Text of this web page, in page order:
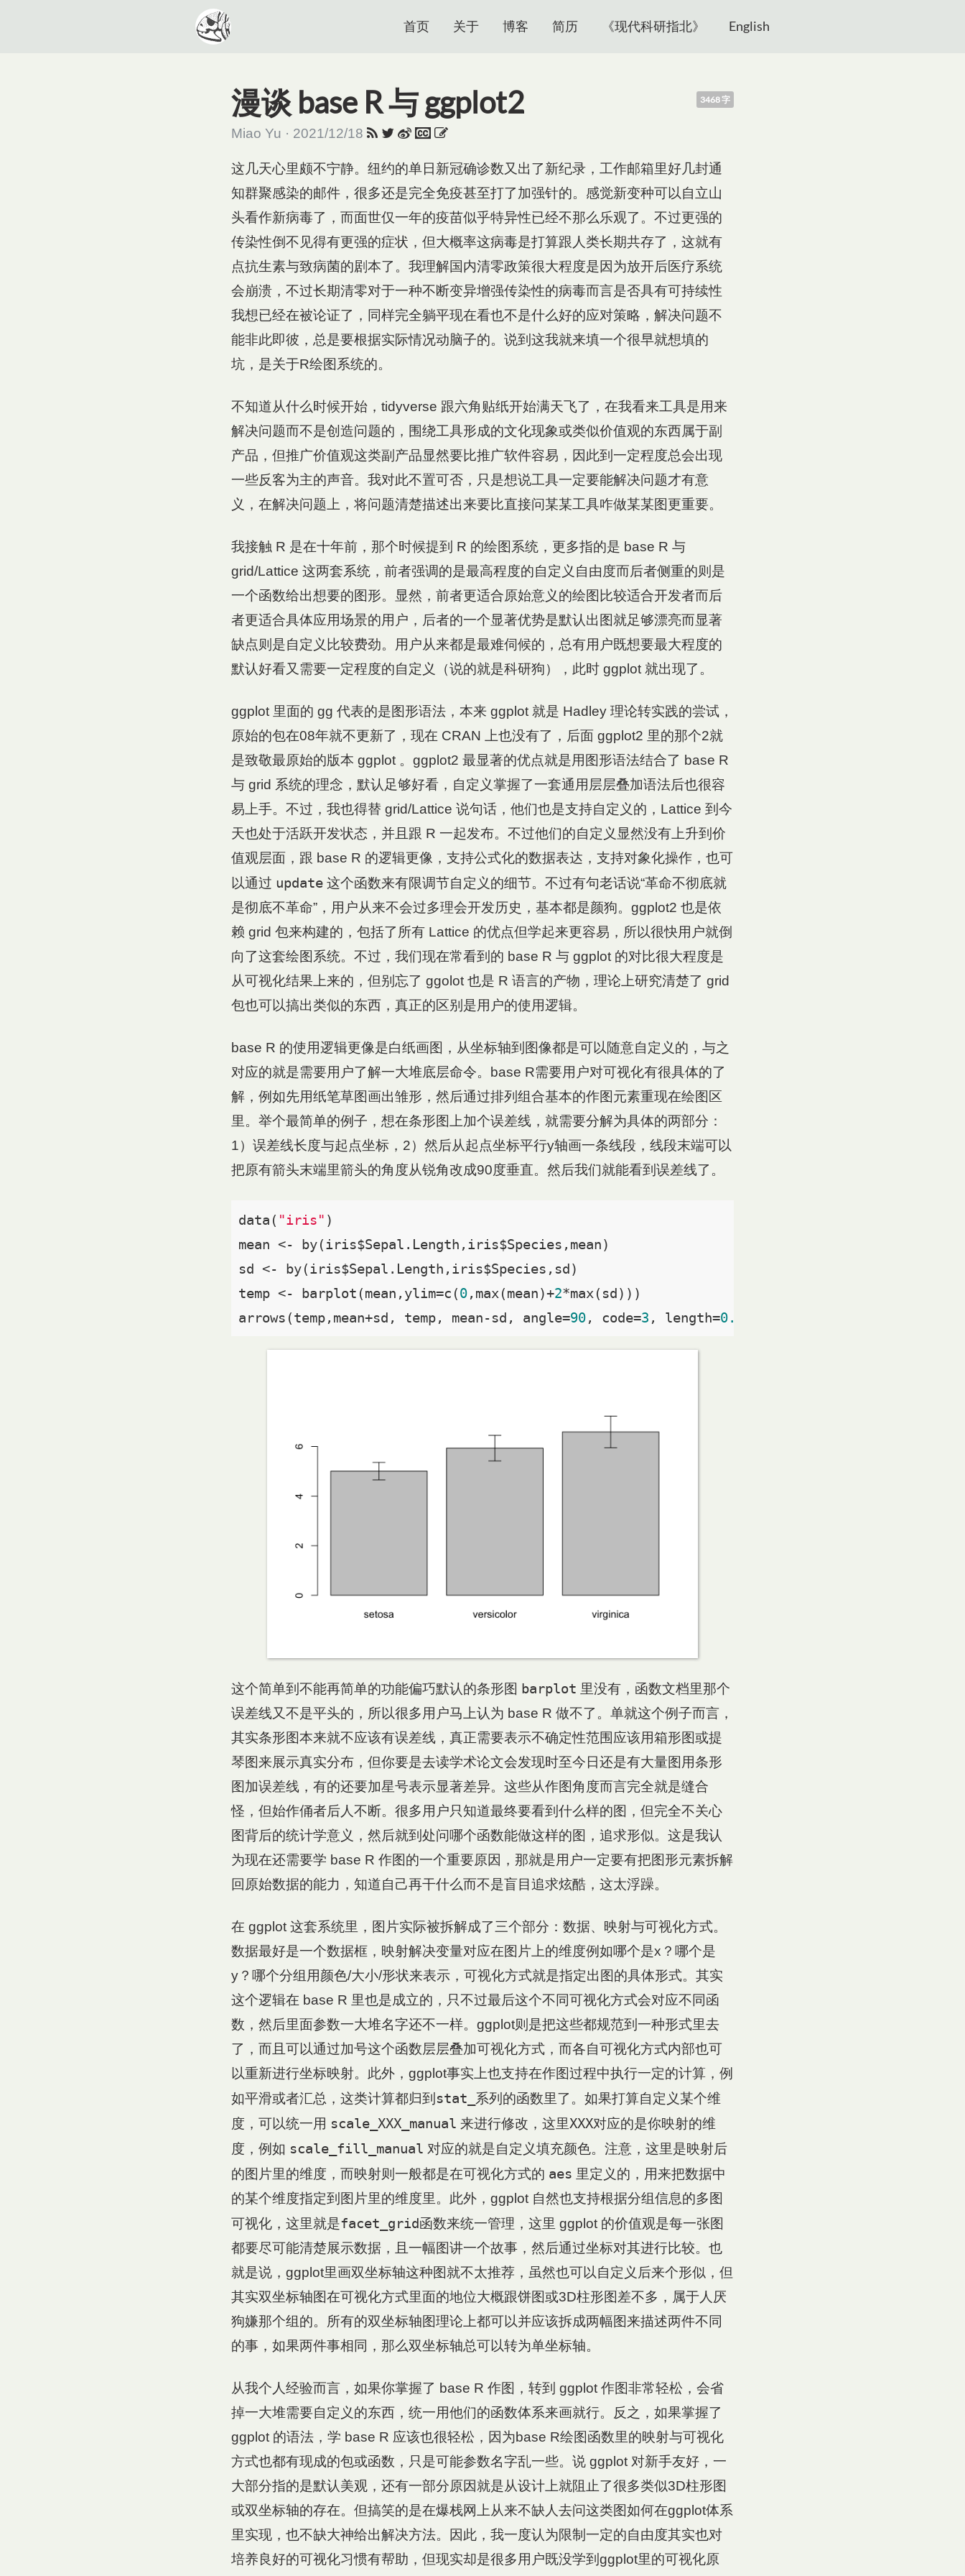
首页 关于 博客 简历 《现代科研指北》 English
3468 字
漫谈 base R 与 ggplot2
Miao Yu · 2021/12/18
这几天心里颇不宁静。纽约的单日新冠确诊数又出了新纪录，工作邮箱里好几封通
知群聚感染的邮件，很多还是完全免疫甚至打了加强针的。感觉新变种可以自立山
头看作新病毒了，而面世仅一年的疫苗似乎特异性已经不那么乐观了。不过更强的
传染性倒不见得有更强的症状，但大概率这病毒是打算跟人类长期共存了，这就有
点抗生素与致病菌的剧本了。我理解国内清零政策很大程度是因为放开后医疗系统
会崩溃，不过长期清零对于一种不断变异增强传染性的病毒而言是否具有可持续性
我想已经在被论证了，同样完全躺平现在看也不是什么好的应对策略，解决问题不
能非此即彼，总是要根据实际情况动脑子的。说到这我就来填一个很早就想填的
坑，是关于R绘图系统的。
不知道从什么时候开始，tidyverse 跟六角贴纸开始满天飞了，在我看来工具是用来
解决问题而不是创造问题的，围绕工具形成的文化现象或类似价值观的东西属于副
产品，但推广价值观这类副产品显然要比推广软件容易，因此到一定程度总会出现
一些反客为主的声音。我对此不置可否，只是想说工具一定要能解决问题才有意
义，在解决问题上，将问题清楚描述出来要比直接问某某工具咋做某某图更重要。
我接触 R 是在十年前，那个时候提到 R 的绘图系统，更多指的是 base R 与
grid/Lattice 这两套系统，前者强调的是最高程度的自定义自由度而后者侧重的则是
一个函数给出想要的图形。显然，前者更适合原始意义的绘图比较适合开发者而后
者更适合具体应用场景的用户，后者的一个显著优势是默认出图就足够漂亮而显著
缺点则是自定义比较费劲。用户从来都是最难伺候的，总有用户既想要最大程度的
默认好看又需要一定程度的自定义（说的就是科研狗），此时 ggplot 就出现了。
ggplot 里面的 gg 代表的是图形语法，本来 ggplot 就是 Hadley 理论转实践的尝试，
原始的包在08年就不更新了，现在 CRAN 上也没有了，后面 ggplot2 里的那个2就
是致敬最原始的版本 ggplot 。ggplot2 最显著的优点就是用图形语法结合了 base R
与 grid 系统的理念，默认足够好看，自定义掌握了一套通用层层叠加语法后也很容
易上手。不过，我也得替 grid/Lattice 说句话，他们也是支持自定义的，Lattice 到今
天也处于活跃开发状态，并且跟 R 一起发布。不过他们的自定义显然没有上升到价
值观层面，跟 base R 的逻辑更像，支持公式化的数据表达，支持对象化操作，也可
以通过 update 这个函数来有限调节自定义的细节。不过有句老话说“革命不彻底就
是彻底不革命”，用户从来不会过多理会开发历史，基本都是颜狗。ggplot2 也是依
赖 grid 包来构建的，包括了所有 Lattice 的优点但学起来更容易，所以很快用户就倒
向了这套绘图系统。不过，我们现在常看到的 base R 与 ggplot 的对比很大程度是
从可视化结果上来的，但别忘了 ggolot 也是 R 语言的产物，理论上研究清楚了 grid
包也可以搞出类似的东西，真正的区别是用户的使用逻辑。
base R 的使用逻辑更像是白纸画图，从坐标轴到图像都是可以随意自定义的，与之
对应的就是需要用户了解一大堆底层命令。base R需要用户对可视化有很具体的了
解，例如先用纸笔草图画出雏形，然后通过排列组合基本的作图元素重现在绘图区
里。举个最简单的例子，想在条形图上加个误差线，就需要分解为具体的两部分：
1）误差线长度与起点坐标，2）然后从起点坐标平行y轴画一条线段，线段末端可以
把原有箭头末端里箭头的角度从锐角改成90度垂直。然后我们就能看到误差线了。
data( "iris" )
mean <- by(iris$Sepal.Length,iris$Species,mean)
sd <- by(iris$Sepal.Length,iris$Species,sd)
temp <- barplot(mean,ylim=c(0,max(mean)+2*max(sd)))
arrows(temp,mean+sd, temp, mean-sd, angle=90, code=3 , length=0.1
这个简单到不能再简单的功能偏巧默认的条形图 barplot 里没有，函数文档里那个
误差线又不是平头的，所以很多用户马上认为 base R 做不了。单就这个例子而言，
其实条形图本来就不应该有误差线，真正需要表示不确定性范围应该用箱形图或提
琴图来展示真实分布，但你要是去读学术论文会发现时至今日还是有大量图用条形
图加误差线，有的还要加星号表示显著差异。这些从作图角度而言完全就是缝合
怪，但始作俑者后人不断。很多用户只知道最终要看到什么样的图，但完全不关心
图背后的统计学意义，然后就到处问哪个函数能做这样的图，追求形似。这是我认
为现在还需要学 base R 作图的一个重要原因，那就是用户一定要有把图形元素拆解
回原始数据的能力，知道自己再干什么而不是盲目追求炫酷，这太浮躁。
在 ggplot 这套系统里，图片实际被拆解成了三个部分：数据、映射与可视化方式。
数据最好是一个数据框，映射解决变量对应在图片上的维度例如哪个是x？哪个是
y？哪个分组用颜色/大小/形状来表示，可视化方式就是指定出图的具体形式。其实
这个逻辑在 base R 里也是成立的，只不过最后这个不同可视化方式会对应不同函
数，然后里面参数一大堆名字还不一样。ggplot则是把这些都规范到一种形式里去
了，而且可以通过加号这个函数层层叠加可视化方式，而各自可视化方式内部也可
以重新进行坐标映射。此外，ggplot事实上也支持在作图过程中执行一定的计算，例
如平滑或者汇总，这类计算都归到 stat_ 系列的函数里了。如果打算自定义某个维
度，可以统一用 scale_XXX_manual 来进行修改，这里XXX对应的是你映射的维
度，例如 scale_fill_manual 对应的就是自定义填充颜色。注意，这里是映射后
的图片里的维度，而映射则一般都是在可视化方式的 aes 里定义的，用来把数据中
的某个维度指定到图片里的维度里。此外，ggplot 自然也支持根据分组信息的多图
可视化，这里就是facet_grid函数来统一管理，这里 ggplot 的价值观是每一张图
都要尽可能清楚展示数据，且一幅图讲一个故事，然后通过坐标对其进行比较。也
就是说，ggplot里画双坐标轴这种图就不太推荐，虽然也可以自定义后来个形似，但
其实双坐标轴图在可视化方式里面的地位大概跟饼图或3D柱形图差不多，属于人厌
狗嫌那个组的。所有的双坐标轴图理论上都可以并应该拆成两幅图来描述两件不同
的事，如果两件事相同，那么双坐标轴总可以转为单坐标轴。
从我个人经验而言，如果你掌握了 base R 作图，转到 ggplot 作图非常轻松，会省
掉一大堆需要自定义的东西，统一用他们的函数体系来画就行。反之，如果掌握了
ggplot 的语法，学 base R 应该也很轻松，因为base R绘图函数里的映射与可视化
方式也都有现成的包或函数，只是可能参数名字乱一些。说 ggplot 对新手友好，一
大部分指的是默认美观，还有一部分原因就是从设计上就阻止了很多类似3D柱形图
或双坐标轴的存在。但搞笑的是在爆栈网上从来不缺人去问这类图如何在ggplot体系
里实现，也不缺大神给出解决方法。因此，我一度认为限制一定的自由度其实也对
培养良好的可视化习惯有帮助，但现实却是很多用户既没学到ggplot里的可视化原